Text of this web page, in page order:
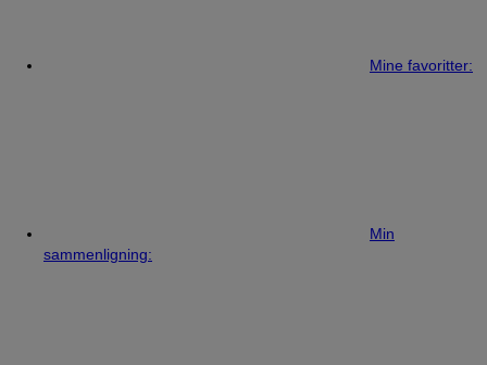
Mine favoritter:
Min
sammenligning: